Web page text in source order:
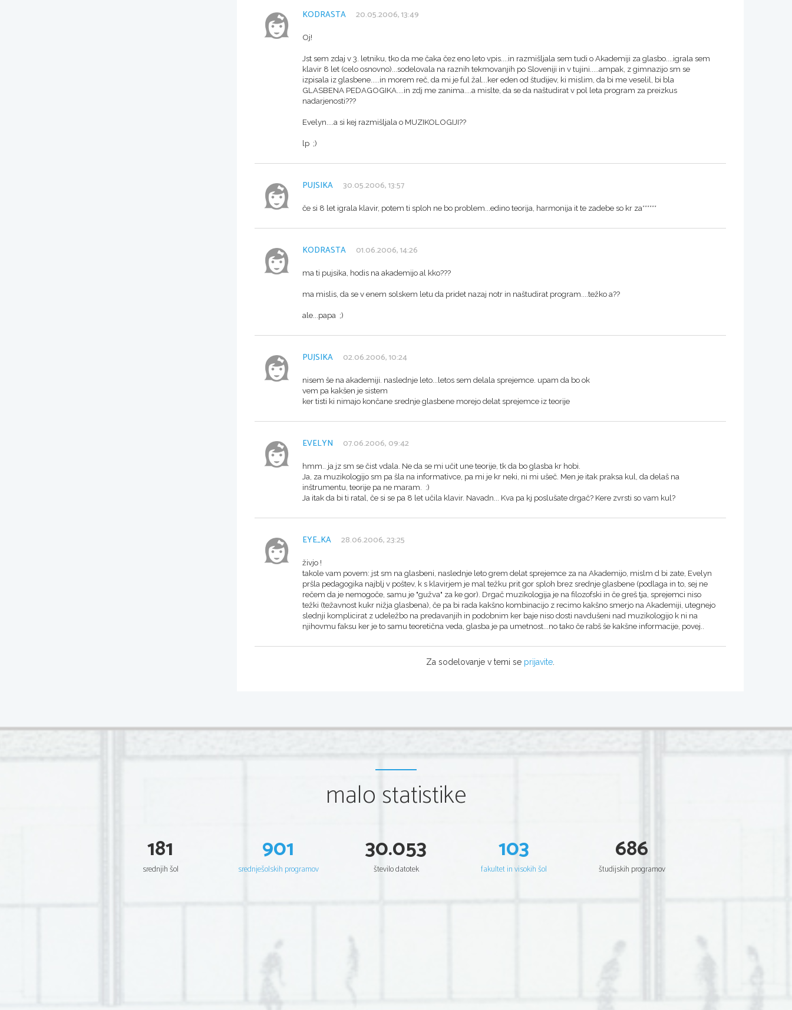
KODRASTA 20.05.2006, 13:49
Oj!
Jst sem zdaj v 3. letniku, tko da me čaka čez eno leto vpis....in razmišljala sem tudi o Akademiji za glasbo....igrala sem
klavir 8 let (celo osnovno)...sodelovala na raznih tekmovanjih po Sloveniji in v tujini.....ampak, z gimnazijo sm se
izpisala iz glasbene.....in morem reč, da mi je ful žal...ker eden od študijev, ki mislim, da bi me veselil, bi bla
GLASBENA PEDAGOGIKA....in zdj me zanima....a mislte, da se da naštudirat v pol leta program za preizkus
nadarjenosti???
Evelyn....a si kej razmišljala o MUZIKOLOGIJI??
lp ;)
PUJSIKA 30.05.2006, 13:57
če si 8 let igrala klavir, potem ti sploh ne bo problem...edino teorija, harmonija it te zadebe so kr za******
KODRASTA 01.06.2006, 14:26
ma ti pujsika, hodis na akademijo al kko???
ma mislis, da se v enem solskem letu da pridet nazaj notr in naštudirat program....težko a??
ale...papa ;)
PUJSIKA 02.06.2006, 10:24
nisem še na akademiji. naslednje leto...letos sem delala sprejemce. upam da bo ok
vem pa kakšen je sistem
ker tisti ki nimajo končane srednje glasbene morejo delat sprejemce iz teorije
EVELYN 07.06.2006, 09:42
hmm.. ja jz sm se čist vdala. Ne da se mi učit une teorije, tk da bo glasba kr hobi.
Ja, za muzikologijo sm pa šla na informativce, pa mi je kr neki, ni mi ušeč. Men je itak praksa kul, da delaš na
inštrumentu, teorije pa ne maram. :)
Ja itak da bi ti ratal, če si se pa 8 let učila klavir. Navadn... Kva pa kj poslušate drgač? Kere zvrsti so vam kul?
EYE_KA 28.06.2006, 23:25
živjo !
takole vam povem: jst sm na glasbeni, naslednje leto grem delat sprejemce za na Akademijo, mislm d bi zate, Evelyn
pršla pedagogika najblj v poštev, k s klavirjem je mal težku prit gor sploh brez srednje glasbene (podlaga in to, sej ne
rečem da je nemogoče, samu je "gužva" za ke gor). Drgač muzikologija je na filozofski in če greš tja, sprejemci niso
težki (težavnost kukr nižja glasbena), če pa bi rada kakšno kombinacijo z recimo kakšno smerjo na Akademiji, utegnejo
slednji komplicirat z udeležbo na predavanjih in podobnim ker baje niso dosti navdušeni nad muzikologijo k ni na
njihovmu faksu ker je to samu teoretična veda, glasba je pa umetnost...no tako če rabš še kakšne informacije, povej..
Za sodelovanje v temi se prijavite
malo statistike
181
srednjih šol
901
srednješolskih programov
30.053
število datotek
103
fakultet in visokih šol
686
študijskih programov